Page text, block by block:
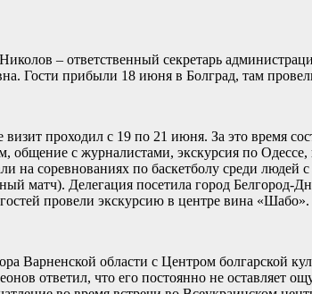
– ответственный секретарь
Гости прибыли 18 июня в Болград, там
проходил с 19 по 21 июня. За это время
общение с журналистами, экскурсия по
на соревнованиях по баскетболу среди
матч). Делегация посетила город
провели экскурсию в центре вина «Шабо».
Варненской области с Центром болгарской
ответил, что его постоянно не оставляет